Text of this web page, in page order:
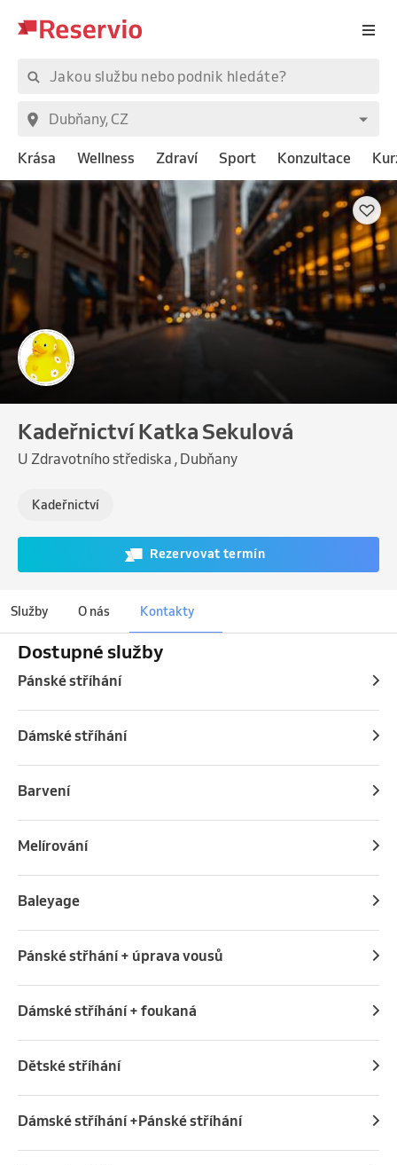
Krása Wellness Zdraví Sport Konzultace
Kadeřnictví Katka Sekulová
U Zdravotního střediska , Dubňany
Kadeřnictví
Rezervovat termín
Služby O nás Kontakty
Dostupné služby
Pánské stříhání
Dámské stříhání
Barvení
Melírování
Baleyage
Pánské střhání + úprava vousů
Dámské stříhání + foukaná
Dětské stříhání
Dámské stříhání +Pánské stříhání